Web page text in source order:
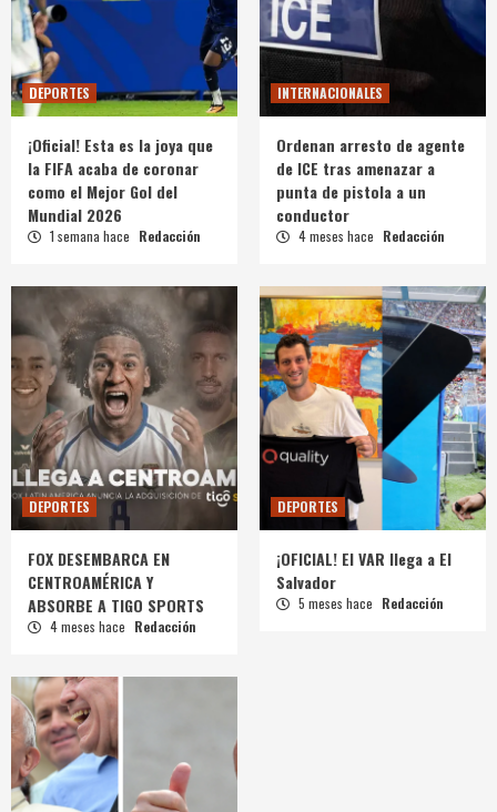
DEPORTES
¡Oficial! Esta es la joya que
la FIFA acaba de coronar
como el Mejor Gol del
Mundial 2026
1 semana hace Redacción
INTERNACIONALES
Ordenan arresto de agente
de ICE tras amenazar a
punta de pistola a un
conductor
4 meses hace Redacción
DEPORTES
FOX DESEMBARCA EN
CENTROAMÉRICA Y
ABSORBE A TIGO SPORTS
4 meses hace Redacción
DEPORTES
¡OFICIAL! El VAR llega a El
Salvador
5 meses hace Redacción